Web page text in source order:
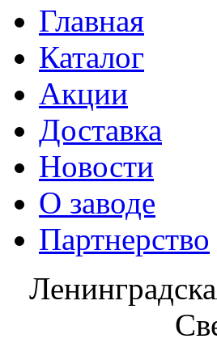
Главная
Каталог
Акции
Доставка
Новости
О заводе
Партнерство